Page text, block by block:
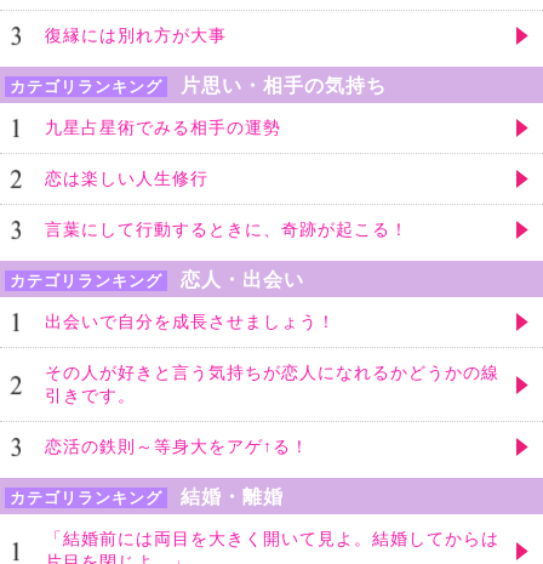
復縁には別れ方が大事
カテゴリランキング 片思い・相手の気持ち
九星占星術でみる相手の運勢
恋は楽しい人生修行
言葉にして行動するときに、奇跡が起こる！
カテゴリランキング 恋人・出会い
出会いで自分を成長させましょう！
その人が好きと言う気持ちが恋人になれるかどうかの線
引きです。
恋活の鉄則～等身大をアゲ↑る！
カテゴリランキング 結婚・離婚
「結婚前には両目を大きく開いて見よ。結婚してからは